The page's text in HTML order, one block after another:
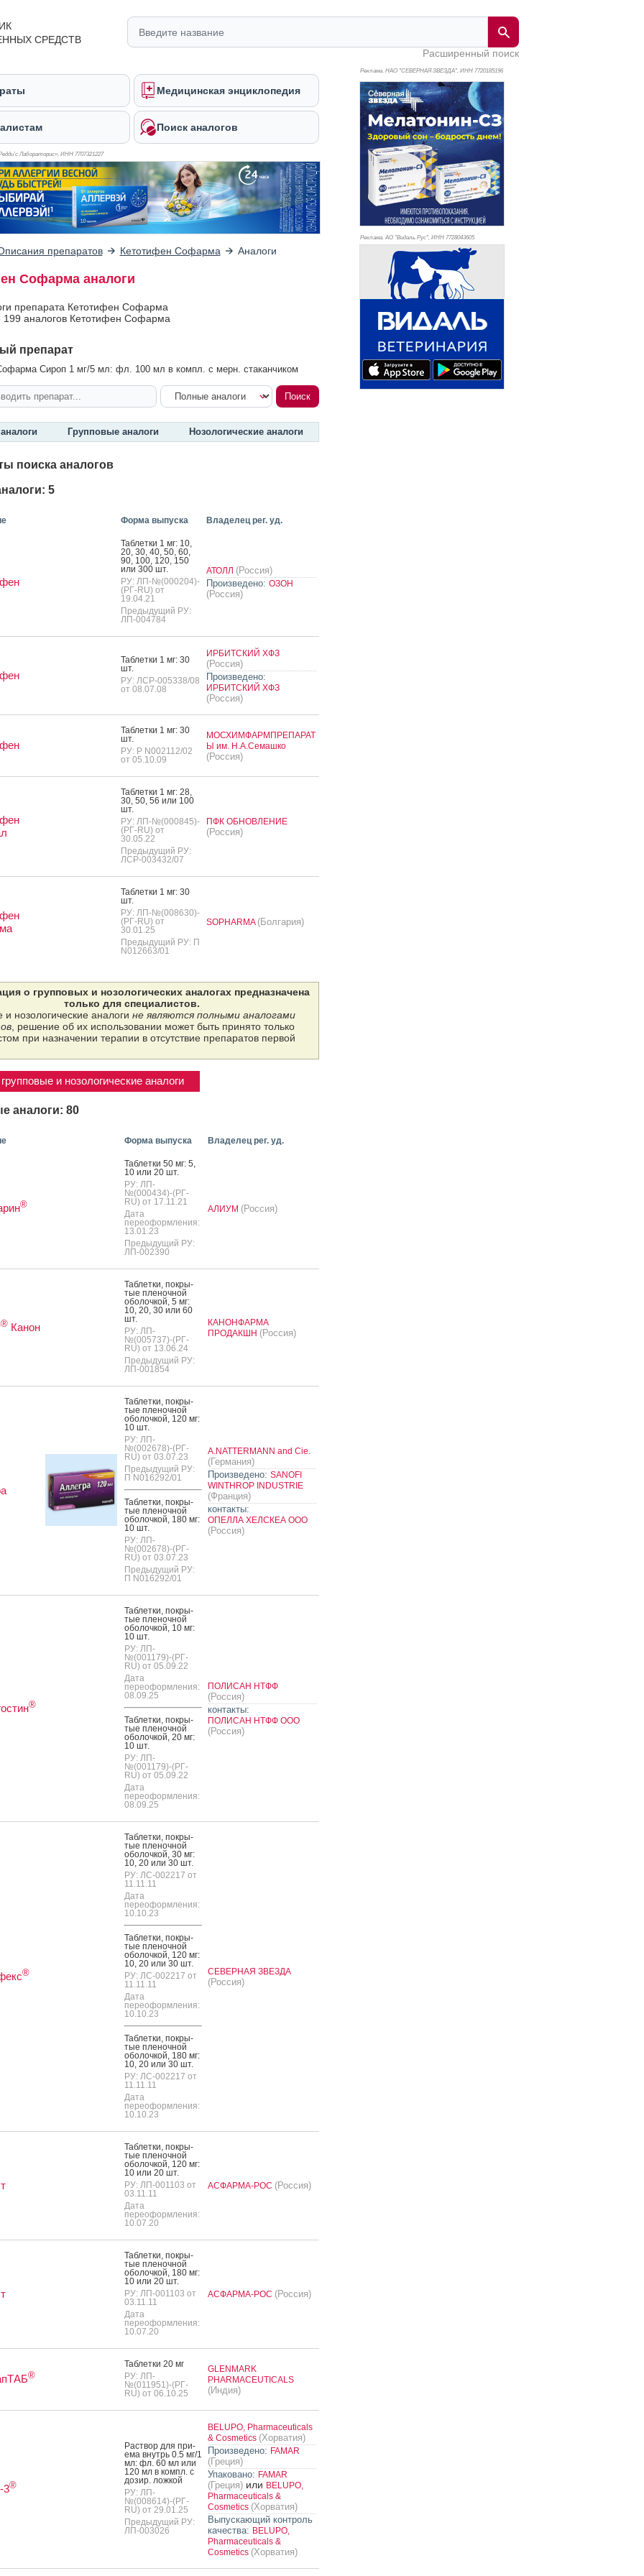
СРЕДСТВ
Расширенный поиск
Медицинская энциклопедия
Поиск аналогов
Лабораторис», ИНН 7707321227
препаратов Кетотифен Софарма Аналоги
Софарма аналоги
препарата Кетотифен Софарма
199 аналогов Кетотифен Софарма
препарат
Сироп 1 мг/5 мл: фл. 100 мл в компл. с мерн. стаканчиком
Групповые аналоги Нозологические аналоги
поиска аналогов
5
Форма выпуска Владелец рег. уд.
Таб­летки 1 мг: 10,
20, 30, 40, 50, 60,
90, 100, 120, 150
или 300 шт.
РУ: ЛП-№(000204)-
(РГ-RU) от
19.04.21
Предыдущий РУ:
ЛП-004784
АТОЛЛ (Россия)
Произведено: ОЗОН
(Россия)
Таб­летки 1 мг: 30
шт.
РУ: ЛСР-005338/08
от 08.07.08
ИРБИТСКИЙ ХФЗ
(Россия)
Произведено:
ИРБИТСКИЙ ХФЗ
(Россия)
Таб­летки 1 мг: 30
шт.
РУ: Р N002112/02
от 05.10.09
МОСХИМФАРМПРЕПАРАТ
Ы им. Н.А.Семашко
(Россия)
Таб­летки 1 мг: 28,
30, 50, 56 или 100
шт.
РУ: ЛП-№(000845)-
(РГ-RU) от
30.05.22
Предыдущий РУ:
ЛСР-003432/07
ПФК ОБНОВЛЕНИЕ
(Россия)
Таб­летки 1 мг: 30
шт.
РУ: ЛП-№(008630)-
(РГ-RU) от
30.01.25
Предыдущий РУ: П
N012663/01
SOPHARMA (Болгария)
о групповых и нозологических аналогах предназначена
только для специалистов.
и нозологические аналоги не являются полными аналогами
, решение об их использовании может быть принято только
при назначении терапии в отсутствие препаратов первой
и нозологические аналоги
аналоги: 80
Форма выпуска Владелец рег. уд.
®
Таб­летки 50 мг: 5,
10 или 20 шт.
РУ: ЛП-
№(000434)-(РГ-
RU) от 17.11.21
Дата
переоформления:
13.01.23
Предыдущий РУ:
ЛП-002390
АЛИУМ (Россия)
®Канон
Таб­летки, пок­ры­
тые пле­ноч­ной
обо­лоч­кой, 5 мг:
10, 20, 30 или 60
шт.
РУ: ЛП-
№(005737)-(РГ-
RU) от 13.06.24
Предыдущий РУ:
ЛП-001854
КАНОНФАРМА
ПРОДАКШН (Россия)
Таб­летки, пок­ры­
тые пле­ноч­ной
обо­лоч­кой, 120 мг:
10 шт.
РУ: ЛП-
№(002678)-(РГ-
RU) от 03.07.23
Предыдущий РУ:
П N016292/01
Таб­летки, пок­ры­
тые пле­ноч­ной
обо­лоч­кой, 180 мг:
10 шт.
РУ: ЛП-
№(002678)-(РГ-
RU) от 03.07.23
Предыдущий РУ:
П N016292/01
A.NATTERMANN and Cie.
(Германия)
Произведено: SANOFI
WINTHROP INDUSTRIE
(Франция)
контакты:
ОПЕЛЛА ХЕЛСКЕА ООО
(Россия)
®
Таб­летки, пок­ры­
тые пле­ноч­ной
обо­лоч­кой, 10 мг:
10 шт.
РУ: ЛП-
№(001179)-(РГ-
RU) от 05.09.22
Дата
переоформления:
08.09.25
Таб­летки, пок­ры­
тые пле­ноч­ной
обо­лоч­кой, 20 мг:
10 шт.
РУ: ЛП-
№(001179)-(РГ-
RU) от 05.09.22
Дата
переоформления:
08.09.25
ПОЛИСАН НТФФ
(Россия)
контакты:
ПОЛИСАН НТФФ ООО
(Россия)
®
Таб­летки, пок­ры­
тые пле­ноч­ной
обо­лоч­кой, 30 мг:
10, 20 или 30 шт.
РУ: ЛС-002217 от
11.11.11
Дата
переоформления:
10.10.23
Таб­летки, пок­ры­
тые пле­ноч­ной
обо­лоч­кой, 120 мг:
10, 20 или 30 шт.
РУ: ЛС-002217 от
11.11.11
Дата
переоформления:
10.10.23
Таб­летки, пок­ры­
тые пле­ноч­ной
обо­лоч­кой, 180 мг:
10, 20 или 30 шт.
РУ: ЛС-002217 от
11.11.11
Дата
переоформления:
10.10.23
СЕВЕРНАЯ ЗВЕЗДА
(Россия)
Таб­летки, пок­ры­
тые пле­ноч­ной
обо­лоч­кой, 120 мг:
10 или 20 шт.
РУ: ЛП-001103 от
03.11.11
Дата
переоформления:
10.07.20
АСФАРМА-РОС (Россия)
Таб­летки, пок­ры­
тые пле­ноч­ной
обо­лоч­кой, 180 мг:
10 или 20 шт.
РУ: ЛП-001103 от
03.11.11
Дата
переоформления:
10.07.20
АСФАРМА-РОС (Россия)
®
Таб­летки 20 мг
РУ: ЛП-
№(011951)-(РГ-
RU) от 06.10.25
GLENMARK
PHARMACEUTICALS
(Индия)
3®
Рас­твор для при­
ема внутрь 0.5 мг/1
мл: фл. 60 мл или
120 мл в компл. с
до­зир. лож­кой
РУ: ЛП-
№(008614)-(РГ-
RU) от 29.01.25
Предыдущий РУ:
ЛП-003026
BELUPO, Pharmaceuticals
& Cosmetics (Хорватия)
Произведено: FAMAR
(Греция)
Упаковано: FAMAR
(Греция)или BELUPO,
Pharmaceuticals &
Cosmetics (Хорватия)
Выпускающий контроль
качества: BELUPO,
Pharmaceuticals &
Cosmetics (Хорватия)
Реклама. НАО "СЕВЕРНАЯ ЗВЕЗДА", ИНН 7720185196
Реклама. АО "Видаль Рус", ИНН 7728043605